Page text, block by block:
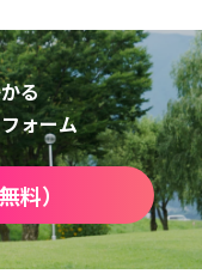
る
ォーム
料）